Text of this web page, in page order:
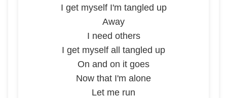
I get myself I'm tangled up
Away
I need others
I get myself all tangled up
On and on it goes
Now that I'm alone
Let me run